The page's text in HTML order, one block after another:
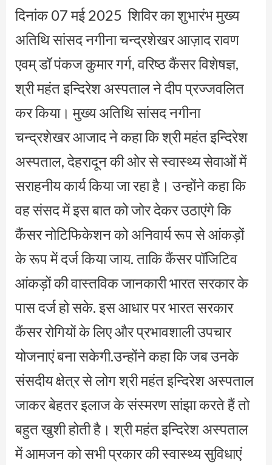
दिनांक 07 मई 2025 शिविर का शुभारंभ मुख्य
अतिथि सांसद नगीना चन्द्रशेखर आज़ाद रावण
एवम् डॉ पंकज कुमार गर्ग, वरिष्ठ कैंसर विशेषज्ञ,
श्री महंत इन्दिरेश अस्पताल ने दीप प्रज्जवलित
कर किया। मुख्य अतिथि सांसद नगीना
चन्द्रशेखर आजाद ने कहा कि श्री महंत इन्दिरेश
अस्पताल, देहरादून की ओर से स्वास्थ्य सेवाओं में
सराहनीय कार्य किया जा रहा है। उन्होंने कहा कि
वह संसद में इस बात को जोर देकर उठाएंगे कि
कैंसर नोटिफिकेशन को अनिवार्य रूप से आंकड़ों
के रूप में दर्ज किया जाय. ताकि कैंसर पॉजिटिव
आंकड़ों की वास्तविक जानकारी भारत सरकार के
पास दर्ज हो सके. इस आधार पर भारत सरकार
कैंसर रोगियों के लिए और प्रभावशाली उपचार
योजनाएं बना सकेगी.उन्होंने कहा कि जब उनके
संसदीय क्षेत्र से लोग श्री महंत इन्दिरेश अस्पताल
जाकर बेहतर इलाज के संस्मरण सांझा करते हैं तो
बहुत खुशी होती है। श्री महंत इन्दिरेश अस्पताल
में आमजन को सभी प्रकार की स्वास्थ्य सुविधाएं